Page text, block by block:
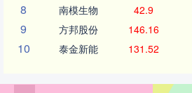
8 南模生物 42.9
9 方邦股份 146.16
10 泰金新能 131.52